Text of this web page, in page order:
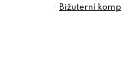
Domů
Bižuterní